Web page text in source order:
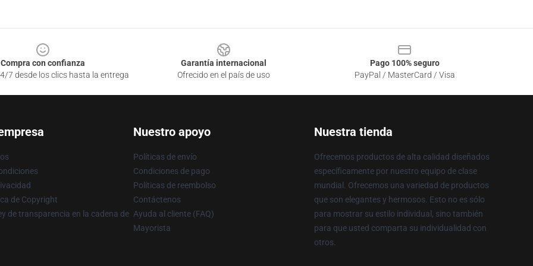
Compra con confianza
7 desde los clics hasta la entrega
Garantía internacional
Ofrecido en el país de uso
Pago 100% seguro
PayPal / MasterCard / Visa
de Copyright
de transparencia en la cadena de
Nuestro apoyo
Políticas de envío
Condiciones de pago
Políticas de reembolso
Contáctenos
Ayuda al cliente (FAQ)
Mayorista
Nuestra tienda
Ofrecemos productos de alta calidad diseñados
específicamente por nuestro equipo de clase
mundial. Ofrecemos una variedad de productos
que son elegantes y hermosos. Esto no es sólo
para mostrar su estilo individual, sino también
para que usted comparta su individualidad con
otros.